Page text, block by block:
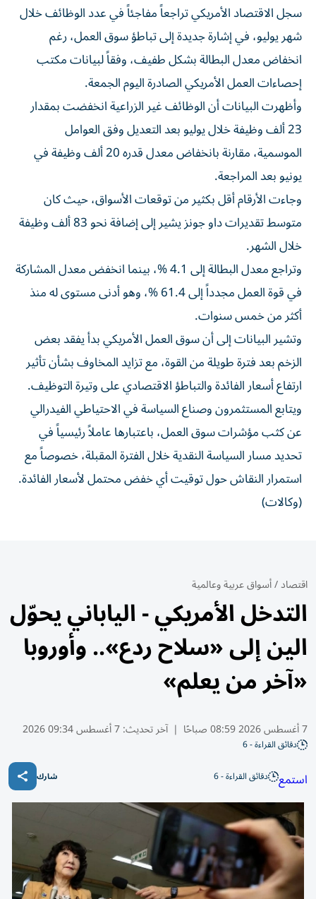
سجل الاقتصاد الأمريكي تراجعاً مفاجئاً في عدد الوظائف خلال
شهر يوليو، في إشارة جديدة إلى تباطؤ سوق العمل، رغم
انخفاض معدل البطالة بشكل طفيف، وفقاً لبيانات مكتب
إحصاءات العمل الأمريكي الصادرة اليوم الجمعة.
وأظهرت البيانات أن الوظائف غير الزراعية انخفضت بمقدار
23 ألف وظيفة خلال يوليو بعد التعديل وفق العوامل
الموسمية، مقارنة بانخفاض معدل قدره 20 ألف وظيفة في
يونيو بعد المراجعة.
وجاءت الأرقام أقل بكثير من توقعات الأسواق، حيث كان
متوسط تقديرات داو جونز يشير إلى إضافة نحو 83 ألف وظيفة
خلال الشهر.
وتراجع معدل البطالة إلى 4.1 %، بينما انخفض معدل المشاركة
في قوة العمل مجدداً إلى 61.4 %، وهو أدنى مستوى له منذ
أكثر من خمس سنوات.
وتشير البيانات إلى أن سوق العمل الأمريكي بدأ يفقد بعض
الزخم بعد فترة طويلة من القوة، مع تزايد المخاوف بشأن تأثير
ارتفاع أسعار الفائدة والتباطؤ الاقتصادي على وتيرة التوظيف.
ويتابع المستثمرون وصناع السياسة في الاحتياطي الفيدرالي
عن كثب مؤشرات سوق العمل، باعتبارها عاملاً رئيسياً في
تحديد مسار السياسة النقدية خلال الفترة المقبلة، خصوصاً مع
استمرار النقاش حول توقيت أي خفض محتمل لأسعار الفائدة.
(وكالات)
اقتصاد/أسواق عربية وعالمية
التدخل الأمريكي - الياباني يحوّل
الين إلى «سلاح ردع».. وأوروبا
«آخر من يعلم»
7 أغسطس 2026 08:59 صباحًا | آخر تحديث:7 أغسطس 09:34 2026
دقائق القراءة - 6
استمع دقائق القراءة - 6 شارك